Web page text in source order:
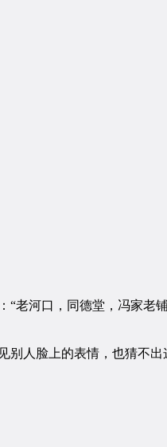
老河口，同德堂，冯家老
人脸上的表情，也猜不出